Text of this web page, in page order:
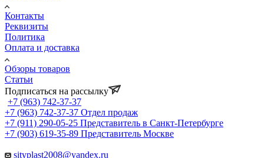
Контакты
Реквизиты
Политика
Оплата и доставка
Обзоры товаров
Статьи
Подписаться на рассылку
+7 (963) 742-37-37
+7 (963) 742-37-37 Отдел продаж
+7 (911) 290-05-25 Представитель в Санкт-Петербурге
+7 (903) 619-35-89 Представитель Москве
sityplast2008@yandex.ru